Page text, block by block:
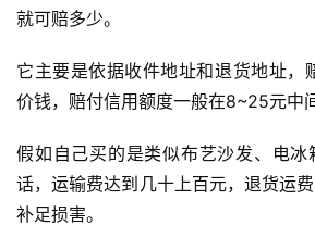
就可赔多少。
它主要是依据收件地址和退货地址，
价钱，赔付信用额度一般在8~25元中间
假如自己买的是类似布艺沙发、电
话，运输费达到几十上百元，退货运
补足损害。